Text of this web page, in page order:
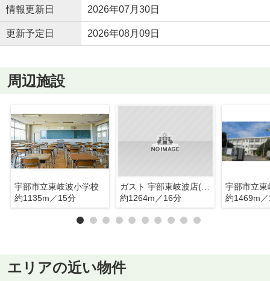
情報更新日 2026年07月30日
更新予定日 2026年08月09日
周辺施設
宇部市立東岐波小学校
約1135m／15分
ガスト 宇部東岐波店(から好し取扱店)
約1264m／16分
宇部市立東
約1469m
エリアの近い物件